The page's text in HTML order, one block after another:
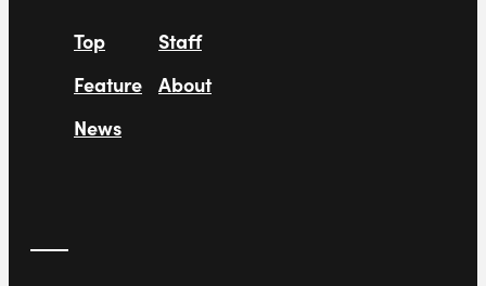
Top
Feature
News
Staff
About